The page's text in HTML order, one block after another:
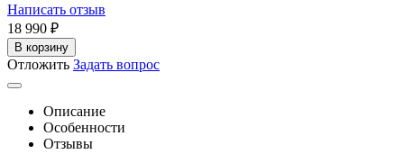
Написать отзыв
18 990 ₽
В корзину
Отложить Задать вопрос
Описание
Особенности
Отзывы